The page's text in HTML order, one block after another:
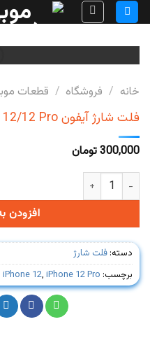
Skip
to
content
خانه / فروشگاه / قطعات
فلت شارژ آیفون IPhone 12/12 Pro
300,000تومان
فلت شارژ آیفون IPhone 12/12 Pro عدد
افزودن
دسته: فلت شارژ
برچسب:
iPhone 12, iPhone 12 Pro